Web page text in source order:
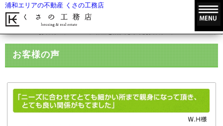
浦和エリアの不動産 くさの工務店
ニーズに
お客様の声